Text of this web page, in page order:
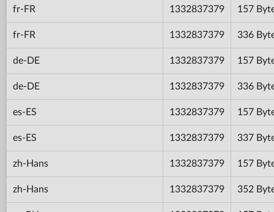
fr-FR 1332837379 157
fr-FR 1332837379 336
de-DE 1332837379 157
de-DE 1332837379 336
es-ES 1332837379 157
es-ES 1332837379 337
zh-Hans 1332837379 157
zh-Hans 1332837379 352